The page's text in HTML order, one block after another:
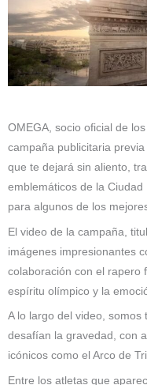
OMEGA, socio oficial de
campaña publicitaria
que te dejará sin aliento,
emblemáticos de la
para algunos de los
El video de la campaña,
imágenes impresionantes
colaboración con el rapero
espíritu olímpico y la
A lo largo del video, somos
desafían la gravedad, con
icónicos como el Arco de
Entre los atletas que